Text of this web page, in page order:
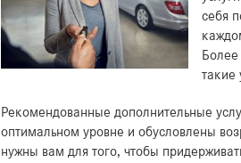
себя
Более
такие
Рекомендованные дополнительные
оптимальном уровне и обусловлены
нужны вам для того, чтобы